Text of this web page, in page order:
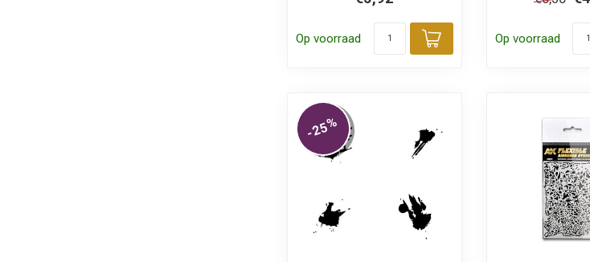
Op voorraad
Toevoegen aan
Op voorraad
-25%